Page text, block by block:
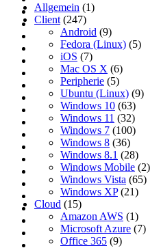
Allgemein (1)
Client (247)
Android (9)
Fedora (Linux) (5)
iOS (7)
Mac OS X (6)
Peripherie (5)
Ubuntu (Linux) (9)
Windows 10 (63)
Windows 11 (32)
Windows 7 (100)
Windows 8 (36)
Windows 8.1 (28)
Windows Mobile (2)
Windows Vista (65)
Windows XP(21)
Cloud (15)
Amazon AWS (1)
Microsoft Azure (7)
Office 365 (9)